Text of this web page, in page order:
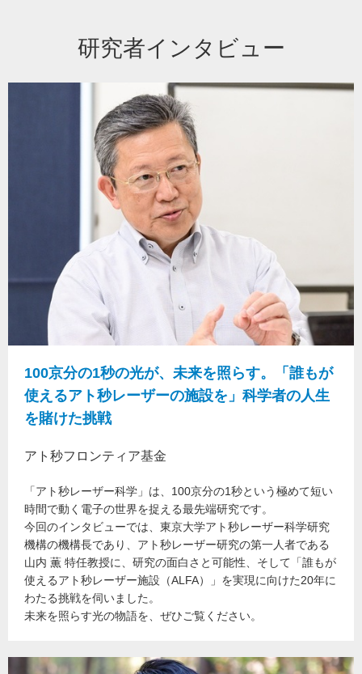
研究者インタビュー
100京分の1秒の光が、未来を照らす。「誰もが
使えるアト秒レーザーの施設を」科学者の人生
を賭けた挑戦
アト秒フロンティア基金
「アト秒レーザー科学」は、100京分の1秒という極めて短い
時間で動く電子の世界を捉える最先端研究です。
今回のインタビューでは、東京大学アト秒レーザー科学研究
機構の機構長であり、アト秒レーザー研究の第一人者である
山内 薫 特任教授に、研究の面白さと可能性、そして「誰もが
使えるアト秒レーザー施設（ALFA）」を実現に向けた20年に
わたる挑戦を伺いました。
未来を照らす光の物語を、ぜひご覧ください。